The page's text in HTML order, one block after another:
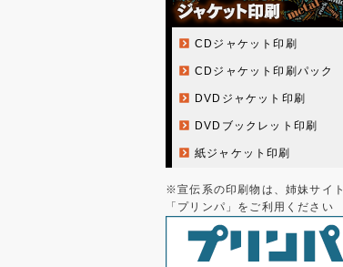
CDジャケット印刷
CDジャケット印刷パック
DVDジャケット印刷
DVDブックレット印刷
紙ジャケット印刷
※宣伝系の印刷物は、姉妹サイト
「プリンパ」をご利用ください